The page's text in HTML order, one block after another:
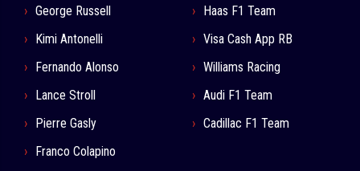
George Russell
Kimi Antonelli
Fernando Alonso
Lance Stroll
Pierre Gasly
Franco Colapino
Haas F1 Team
Visa Cash App RB
Williams Racing
Audi F1 Team
Cadillac F1 Team